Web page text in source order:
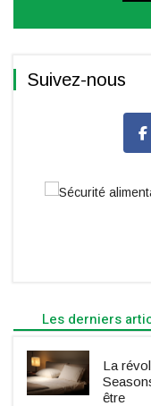
Suivez-nous
Les derniers
La
être